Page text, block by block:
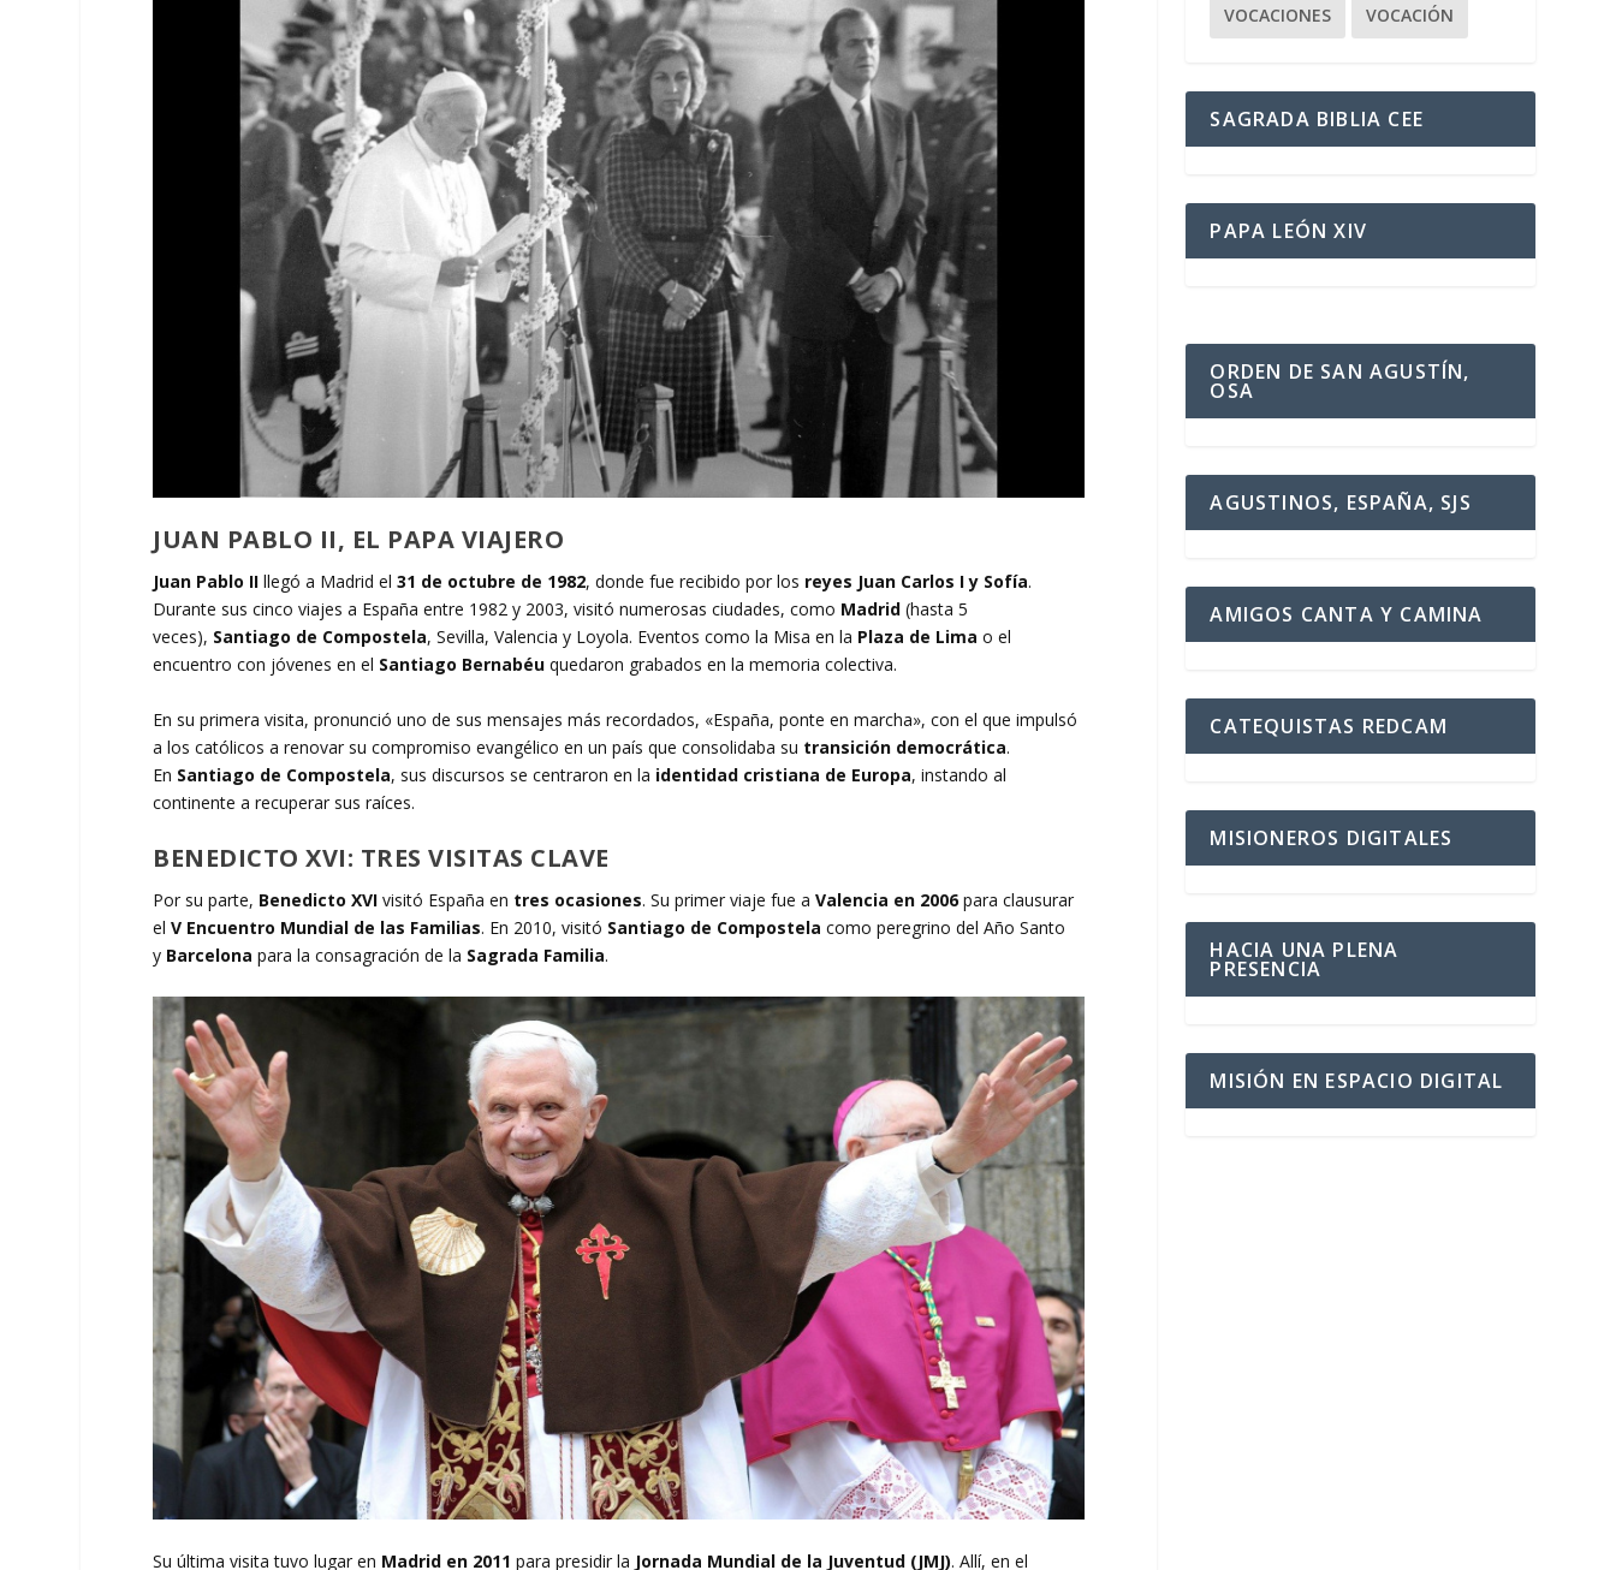
JUAN PABLO II, EL PAPA VIAJERO
Juan Pablo II llegó a Madrid el31 de octubre de 1982, donde fue recibido por los reyes Juan Carlos I y Sofía.
Durante sus cinco viajes a España entre 1982 y 2003, visitó numerosas ciudades, como Madrid (hasta 5
veces), Santiago de Compostela, Sevilla, Valencia y Loyola. Eventos como la Misa en la Plaza de Lima o el
encuentro con jóvenes en el Santiago Bernabéu quedaron grabados en la memoria colectiva.
En su primera visita, pronunció uno de sus mensajes más recordados, «España, ponte en marcha», con el que impulsó
a los católicos a renovar su compromiso evangélico en un país que consolidaba su transición democrática.
En Santiago de Compostela, sus discursos se centraron en la identidad cristiana de Europa, instando al
continente a recuperar sus raíces.
BENEDICTO XVI: TRES VISITAS CLAVE
Por su parte, Benedicto XVI visitó España en tres ocasiones. Su primer viaje fue aValencia en 2006 para clausurar
elV Encuentro Mundial de las Familias. En 2010, visitó Santiago de Compostela como peregrino del Año Santo
y Barcelona para la consagración de la Sagrada Familia.
Su última visita tuvo lugar en Madrid en 2011 para presidir la Jornada Mundial de la Juventud (JMJ). Allí, en el
VOCACIONES VOCACIÓN
SAGRADA BIBLIA CEE
PAPA LEÓN XIV
ORDEN DE SAN AGUSTÍN,
OSA
AGUSTINOS, ESPAÑA, SJS
AMIGOS CANTA Y CAMINA
CATEQUISTAS REDCAM
MISIONEROS DIGITALES
HACIA UNA PLENA
PRESENCIA
MISIÓN EN ESPACIO DIGITAL